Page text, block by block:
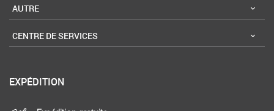
AUTRE
CENTRE DE SERVICES
EXPÉDITION